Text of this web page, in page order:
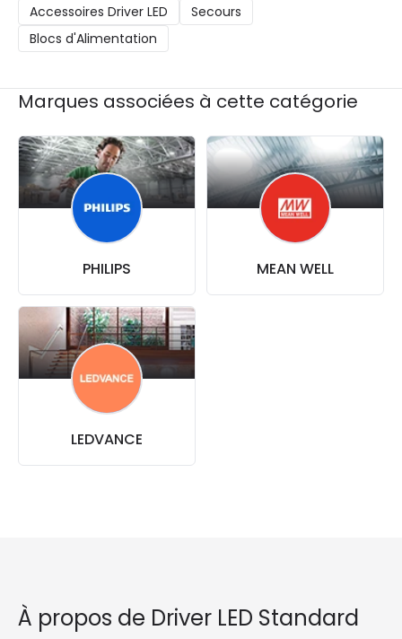
Accessoires Driver LED
Secours
Blocs d'Alimentation
Marques associées à cette catégorie
PHILIPS MEAN WELL
LEDVANCE
À propos de Driver LED Standard